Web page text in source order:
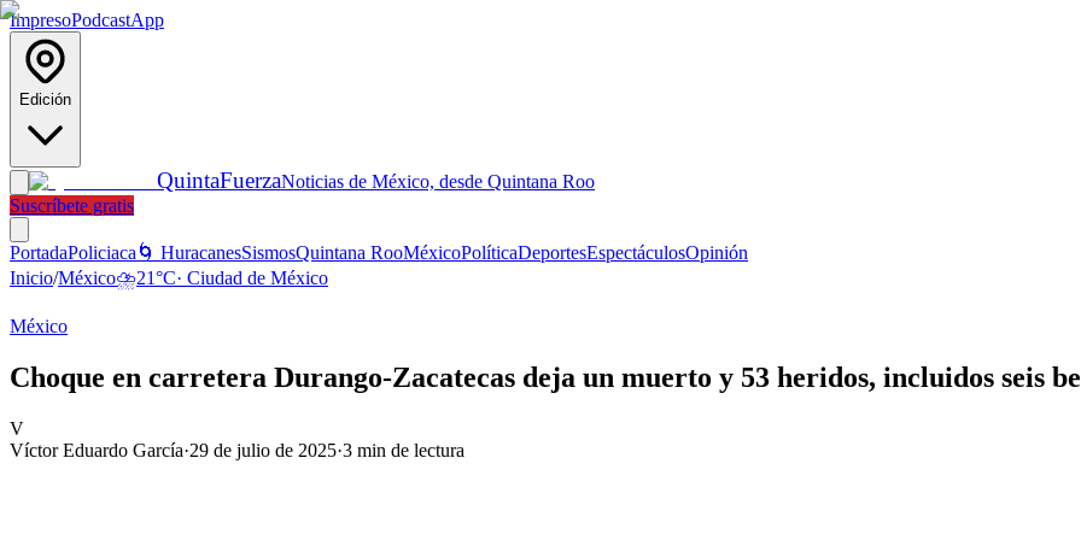
ImpresoPodcastApp
Edición
QuintaFuerzaNoticias de México, desde Quintana Roo
Suscríbete gratis
PortadaPoliciaca 🌀 HuracanesSismosQuintana RooMéxicoPolíticaDeportesEspectáculosOpinión
Inicio/México⛈️21°C· Ciudad de México
México
Choque en carretera Durango-Zacatecas deja un muerto y 53 heridos, incluidos seis
V
Víctor Eduardo García·29 de julio de 2025·3 min de lectura